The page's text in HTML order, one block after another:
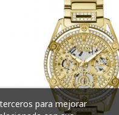
para mejorar